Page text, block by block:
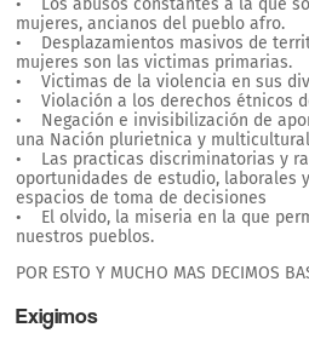
mujeres, ancianos del pueblo afro.
• Desplazamientos masivos de
mujeres son las victimas primarias.
• Victimas de la violencia en sus
• Violación a los derechos étnicos
• Negación e invisibilización de
una Nación plurietnica y
• Las practicas discriminatorias y
oportunidades de estudio, laborales
espacios de toma de decisiones
• El olvido, la miseria en la que
nuestros pueblos.
POR ESTO Y MUCHO MAS DECIMOS
Exigimos